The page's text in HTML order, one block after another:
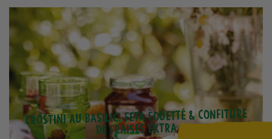
Crostini au basilic, feta fouetté & confiture
de fraises extra